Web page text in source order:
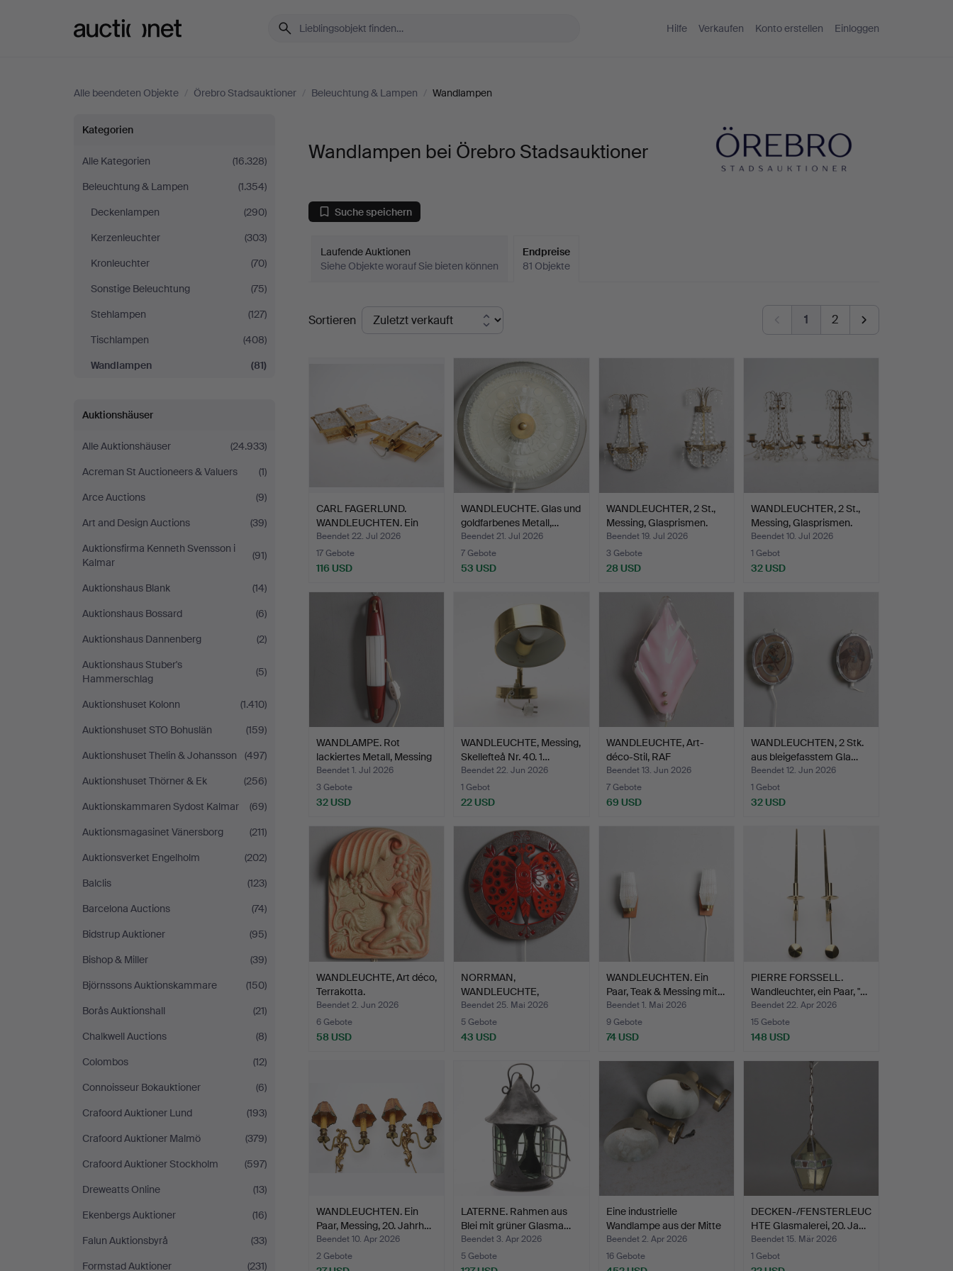
Hilfe Verkaufen Konto erstellen Einloggen
Alle beendeten Objekte / Örebro Stadsauktioner / Beleuchtung & Lampen / Wandlampen
Wandlampen
bei
Örebro
Stadsauktioner
Kategorien
Alle Kategorien
(16.328)
Beleuchtung & Lampen
(1.354)
Deckenlampen
(290)
Kerzenleuchter
(303)
Kronleuchter
(70)
Sonstige Beleuchtung
(75)
Stehlampen
(127)
Tischlampen
(408)
Wandlampen
(81)
Auktionshäuser
Alle Auktionshäuser
(24.933)
Acreman St Auctioneers & Valuers
(1)
Arce Auctions
(9)
Art and Design Auctions
(39)
Auktionsfirma Kenneth Svensson i
Kalmar
(91)
Auktionshaus Blank
(14)
Auktionshaus Bossard
(6)
Auktionshaus Dannenberg
(2)
Auktionshaus Stuber's
Hammerschlag
(5)
Auktionshuset Kolonn
(1.410)
Auktionshuset STO Bohuslän
(159)
Auktionshuset Thelin & Johansson
(497)
Auktionshuset Thörner & Ek
(256)
Auktionskammaren Sydost Kalmar
(69)
Auktionsmagasinet Vänersborg
(211)
Auktionsverket Engelholm
(202)
Balclis
(123)
Barcelona Auctions
(74)
Bidstrup Auktioner
(95)
Bishop & Miller
(39)
Björnssons Auktionskammare
(150)
Borås Auktionshall
(21)
Chalkwell Auctions
(8)
Colombos
(12)
Connoisseur Bokauktioner
(6)
Crafoord Auktioner Lund
(193)
Crafoord Auktioner Malmö
(379)
Crafoord Auktioner Stockholm
(597)
Dreweatts Online
(13)
Ekenbergs Auktioner
(16)
Falun Auktionsbyrå
(33)
Formstad Auktioner
(231)
Wandlampen bei Örebro Stadsauktioner
Suche speichern
Laufende Auktionen
Siehe Objekte worauf Sie bieten können
Endpreise
81 Objekte
Endpreise
Sortieren 1 2
CARL FAGERLUND.
WANDLEUCHTEN. Ein
Paar. Me…
Beendet 22. Jul 2026
17 Gebote
116 USD
WANDLEUCHTE. Glas und
goldfarbenes Metall,…
Beendet 21. Jul 2026
7 Gebote
53 USD
WANDLEUCHTER, 2 St.,
Messing, Glasprismen.
Beendet 19. Jul 2026
3 Gebote
28 USD
WANDLEUCHTER, 2 St.,
Messing, Glasprismen.
Beendet 10. Jul 2026
1 Gebot
32 USD
WANDLAMPE. Rot
lackiertes Metall, Messing
…
Beendet 1. Jul 2026
3 Gebote
32 USD
WANDLEUCHTE, Messing,
Skellefteå Nr. 40. 1…
Beendet 22. Jun 2026
1 Gebot
22 USD
WANDLEUCHTE, Art-
déco-Stil, RAF
armaturfab…
Beendet 13. Jun 2026
7 Gebote
69 USD
WANDLEUCHTEN, 2 Stk.
aus bleigefasstem Gla…
Beendet 12. Jun 2026
1 Gebot
32 USD
WANDLEUCHTE, Art déco,
Terrakotta.
Beendet 2. Jun 2026
6 Gebote
58 USD
NORRMAN,
WANDLEUCHTE,
glasiertes Steingut,…
Beendet 25. Mai 2026
5 Gebote
43 USD
WANDLEUCHTEN. Ein
Paar, Teak & Messing mit…
Beendet 1. Mai 2026
9 Gebote
74 USD
PIERRE FORSSELL.
Wandleuchter, ein Paar, "…
Beendet 22. Apr 2026
15 Gebote
148 USD
WANDLEUCHTEN. Ein
Paar, Messing, 20. Jahrh…
Beendet 10. Apr 2026
2 Gebote
LATERNE. Rahmen aus
Blei mit grüner Glasma…
Beendet 3. Apr 2026
5 Gebote
Eine industrielle
Wandlampe aus der Mitte
…
Beendet 2. Apr 2026
16 Gebote
DECKEN-/FENSTERLEUC
HTE Glasmalerei, 20. Ja…
Beendet 15. Mär 2026
1 Gebot